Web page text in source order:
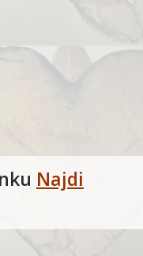
Najdi